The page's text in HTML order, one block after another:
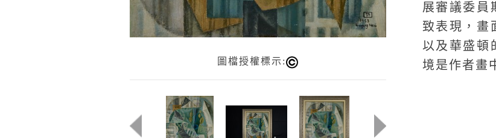
圖檔授權標示:
展審議委員
致表現，畫
以及華盛頓
境是作者畫